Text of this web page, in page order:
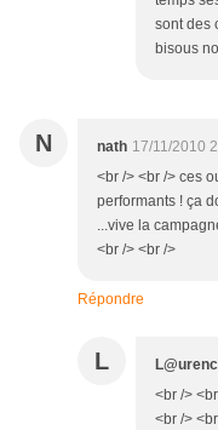
sont des
bisous
N nath 17/11/2010
<br /> <br /> ces
performants ! ça
...vive la
<br /> <br />
Répondre
L
<br />
<br />